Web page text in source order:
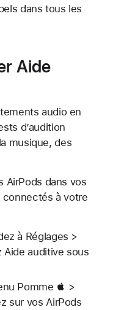
dans tous les
Aide
audio en
d’audition
musique, des
AirPods dans vos
connectés à votre
à Réglages >
auditive sous
Pomme  >
sur vos AirPods